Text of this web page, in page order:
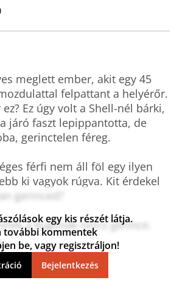
meglett ember, akit egy 45
felpattant a helyérőr.
Ez úgy volt a Shell-nél bárki,
járó faszt lepippantotta, de
gerinctelen féreg.
férfi nem áll föl egy ilyen
ki vagyok rúgva. Kit érdekel
gerinced?
a kuglinak nincs gerince.
egy kis részét látja.
további kommentek
be, vagy regisztráljon!
Bejelentkezés